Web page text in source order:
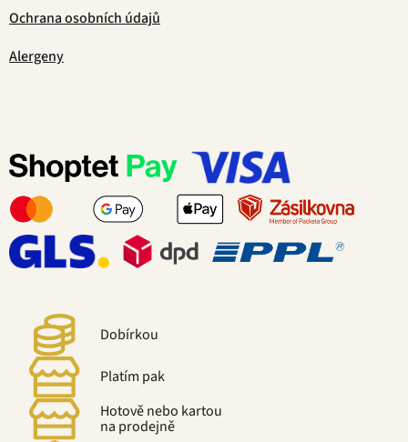
Ochrana osobních údajů
Alergeny
Dobírkou
Platím pak
Hotově nebo kartou
na prodejně